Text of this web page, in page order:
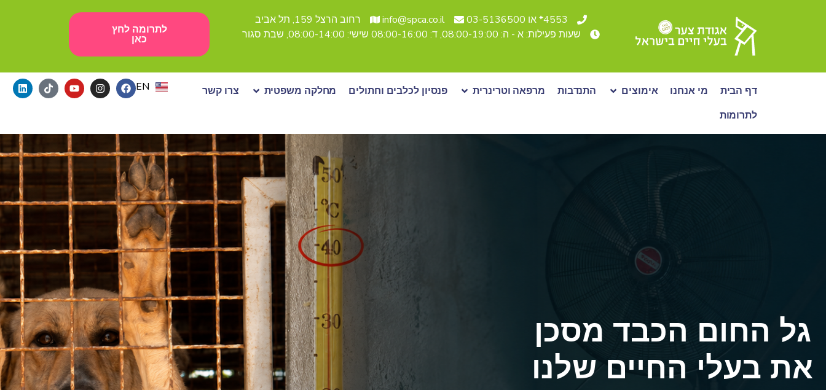
4553* או 03-5136500 info@spca.co.il
רחוב הרצל 159, תל אביב
שעות פעילות: א - ה: 08:00-19:00, ד: 08:00-16:00 שישי: 08:00-14:00, שבת סגור
לתרומה לחץ
כאן
דף הבית מי אנחנו אימוצים התנדבות מרפאה וטרינרית פנסיון לכלבים וחתולים מחלקה משפטית
צרו קשר
לתרומות
EN
גל החום הכבד מסכן
את בעלי החיים שלנו